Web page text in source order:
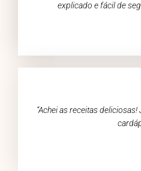
explicado e fácil de
“Achei as receitas